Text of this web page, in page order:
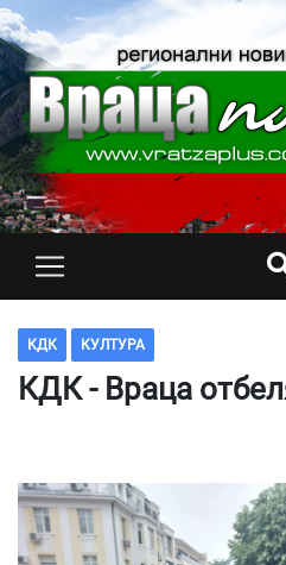
КДК КУЛТУРА
КДК - Враца